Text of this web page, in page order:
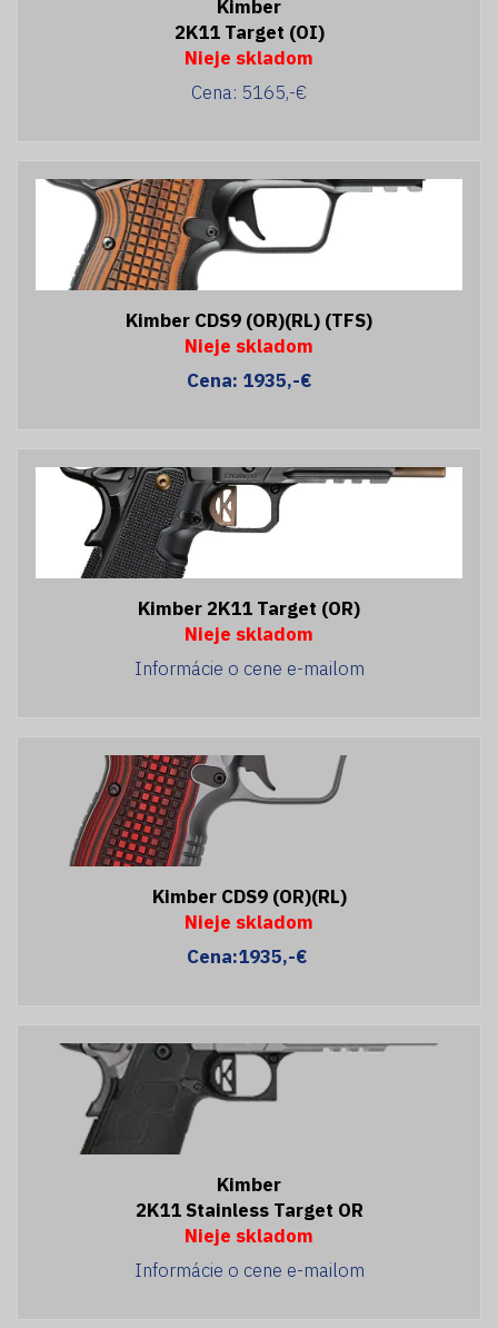
Kimber
2K11 Target (OI)
Nieje skladom
Cena: 5165,-€
Kimber CDS9 (OR)(RL) (TFS)
Nieje skladom
Cena: 1935,-€
Kimber 2K11 Target (OR)
Nieje skladom
Informácie o cene e-mailom
Kimber CDS9 (OR)(RL)
Nieje skladom
Cena:1935,-€
Kimber
2K11 Stainless Target OR
Nieje skladom
Informácie o cene e-mailom